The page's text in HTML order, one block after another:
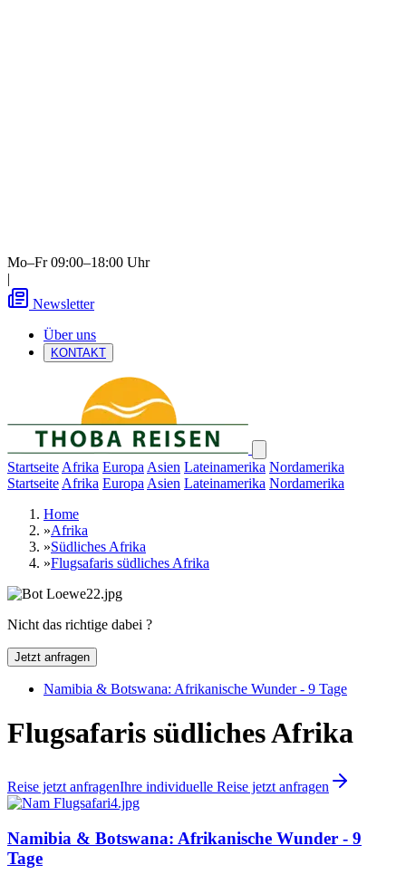
Mo–Fr 09:00–18:00 Uhr
|
Newsletter
Über uns
KONTAKT
Startseite Afrika Europa Asien Lateinamerika Nordamerika
Startseite Afrika Europa Asien Lateinamerika Nordamerika
Home
»Afrika
»Südliches Afrika
»Flugsafaris südliches Afrika
Nicht das richtige dabei ?
Jetzt anfragen
Namibia & Botswana: Afrikanische Wunder - 9 Tage
Flugsafaris südliches Afrika
Reise jetzt anfragenIhre individuelle Reise jetzt anfragen
Namibia & Botswana: Afrikanische Wunder - 9
Tage